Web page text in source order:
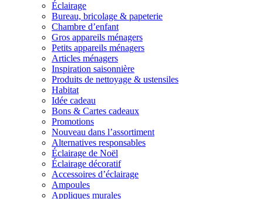
Éclairage
Bureau, bricolage & papeterie
Chambre d’enfant
Gros appareils ménagers
Petits appareils ménagers
Articles ménagers
Inspiration saisonnière
Produits de nettoyage & ustensiles
Habitat
Idée cadeau
Bons & Cartes cadeaux
Promotions
Nouveau dans l’assortiment
Alternatives responsables
Éclairage de Noël
Éclairage décoratif
Accessoires d’éclairage
Ampoules
Appliques murales